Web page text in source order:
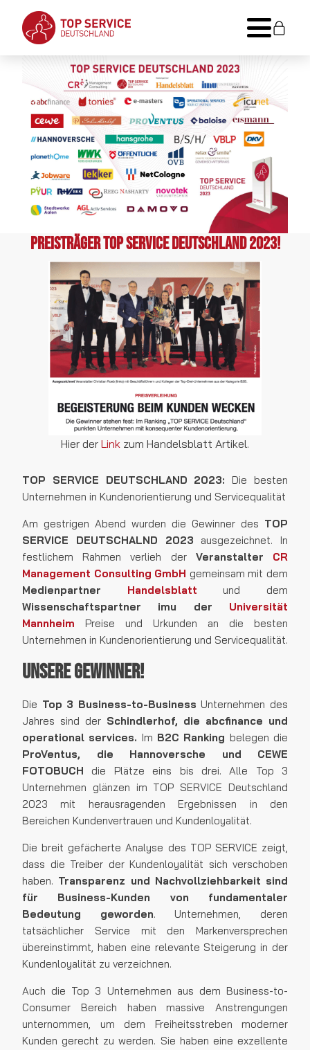
Preisträger Top Service Deutschland 2023!
Hier der Link zum Handelsblatt Artikel.
TOP SERVICE DEUTSCHLAND 2023: Die besten
Unternehmen in Kundenorientierung und Servicequalität
Am gestrigen Abend wurden die Gewinner des TOP
SERVICE DEUTSCHALND 2023 ausgezeichnet. In
festlichem Rahmen verlieh der Veranstalter CR
Management Consulting GmbH gemeinsam mit dem
Medienpartner Handelsblatt und dem
Wissenschaftspartner imu der Universität
Mannheim Preise und Urkunden an die besten
Unternehmen in Kundenorientierung und Servicequalität.
Unsere Gewinner!
Die Top 3 Business-to-Business Unternehmen des
Jahres sind der Schindlerhof, die abcfinance und
operational services. Im B2C Ranking belegen die
ProVentus, die Hannoversche und CEWE
FOTOBUCH die Plätze eins bis drei. Alle Top 3
Unternehmen glänzen im TOP SERVICE Deutschland
2023 mit herausragenden Ergebnissen in den
Bereichen Kundenvertrauen und Kundenloyalität.
Die breit gefächerte Analyse des TOP SERVICE zeigt,
dass die Treiber der Kundenloyalität sich verschoben
haben. Transparenz und Nachvollziehbarkeit sind
für Business-Kunden von fundamentaler
Bedeutung geworden. Unternehmen, deren
tatsächlicher Service mit den Markenversprechen
übereinstimmt, haben eine relevante Steigerung in der
Kundenloyalität zu verzeichnen.
Auch die Top 3 Unternehmen aus dem Business-to-
Consumer Bereich haben massive Anstrengungen
unternommen, um dem Freiheitsstreben moderner
Kunden gerecht zu werden. Sie haben eine exzellente